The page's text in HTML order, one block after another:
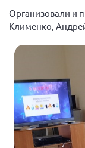
Вице-
Экспертный
Организовали и
Клименко,